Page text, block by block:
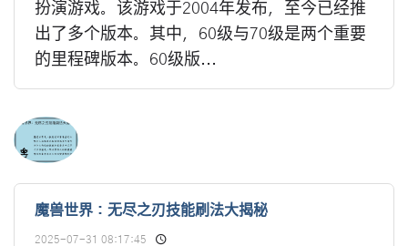
扮演游戏。该游戏于2004年发布，至今已经推
出了多个版本。其中，60级与70级是两个重要
的里程碑版本。60级版...
魔兽世界：无尽之刃技能刷法大揭秘
2025-07-31 08:17:45